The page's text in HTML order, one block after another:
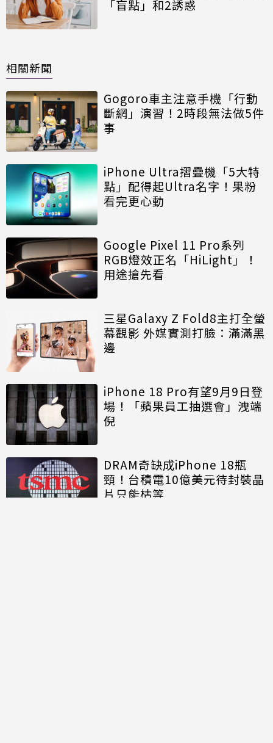
「盲點」和2誘惑
相關新聞
Gogoro車主注意手機「行動
斷網」演習！2時段無法做5件
事
iPhone Ultra摺疊機「5大特
點」配得起Ultra名字！果粉
看完更心動
Google Pixel 11 Pro系列
RGB燈效正名「HiLight」！
用途搶先看
三星Galaxy Z Fold8主打全螢
幕觀影 外媒實測打臉：滿滿黑
邊
iPhone 18 Pro有望9月9日登
場！「蘋果員工抽選會」洩端
倪
DRAM奇缺成iPhone 18瓶
頸！台積電10億美元待封裝晶
片只能枯等